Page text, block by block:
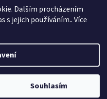
Dalším procházením
s jejich používáním.. Více
Souhlasím
Shoptet